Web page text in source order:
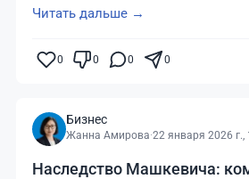
Читать дальше →
0 0 0 0
Бизнес
Жанна Амирова·22 января 2026 г.,
Наследство Машкевича: